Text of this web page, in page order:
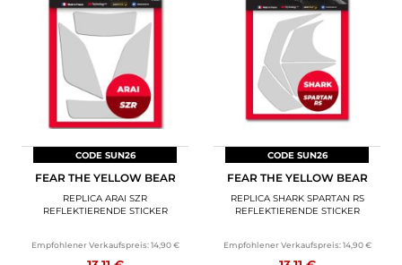
CODE SUN26
FEAR THE YELLOW BEAR
REPLICA ARAI SZR
REFLEKTIERENDE STICKER
Empfohlener Verkaufspreis: 14,90 €
CODE SUN26
FEAR THE YELLOW BEAR
REPLICA SHARK SPARTAN RS
REFLEKTIERENDE STICKER
Empfohlener Verkaufspreis: 14,90 €